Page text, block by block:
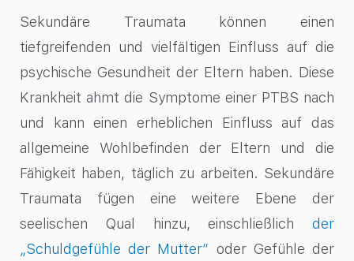
Sekundäre Traumata können einen
tiefgreifenden und vielfältigen Einfluss auf die
psychische Gesundheit der Eltern haben. Diese
Krankheit ahmt die Symptome einer PTBS nach
und kann einen erheblichen Einfluss auf das
allgemeine Wohlbefinden der Eltern und die
Fähigkeit haben, täglich zu arbeiten. Sekundäre
Traumata fügen eine weitere Ebene der
seelischen Qual hinzu, einschließlich der
„Schuldgefühle der Mutter“ oder Gefühle der